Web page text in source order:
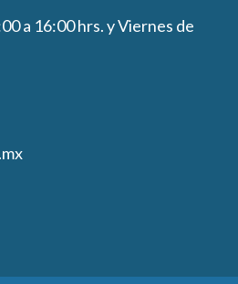
a 16:00 hrs. y Viernes de